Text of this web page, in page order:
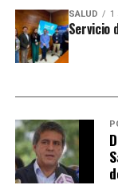
SALUD 1
Servicio